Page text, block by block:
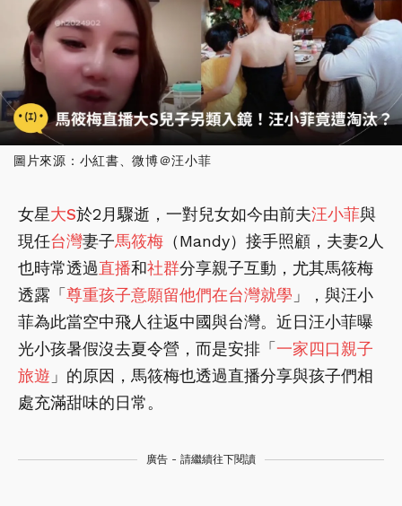
圖片來源：小紅書、微博＠汪小菲
女星大S於2月驟逝，一對兒女如今由前夫汪小菲與
現任台灣妻子馬筱梅 （Mandy）接手照顧，夫妻2人
也時常透過直播和社群分享親子互動，尤其馬筱梅
透露「 尊重孩子意願留他們在台灣就學 」，與汪小
菲為此當空中飛人往返中國與台灣。近日汪小菲曝
光小孩暑假沒去夏令營，而是安排「 一家四口親子
旅遊 」的原因，馬筱梅也透過直播分享與孩子們相
處充滿甜味的日常。
廣告 - 請繼續往下閱讀